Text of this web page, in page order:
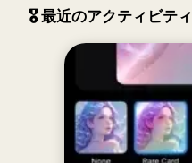
🎖 最近のアクティビティ